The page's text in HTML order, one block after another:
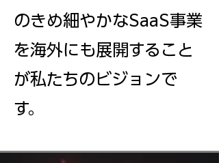
のきめ細やかなSaaS事業
を海外にも展開すること
が私たちのビジョンで
す。